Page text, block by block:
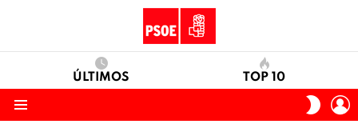
ÚLTIMOS TOP 10
SKIN